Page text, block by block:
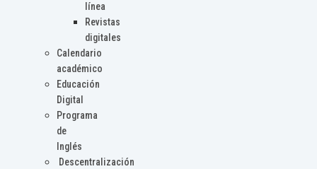
línea
Revistas
digitales
Calendario
académico
Educación
Digital
Programa
de
Inglés
Descentralización